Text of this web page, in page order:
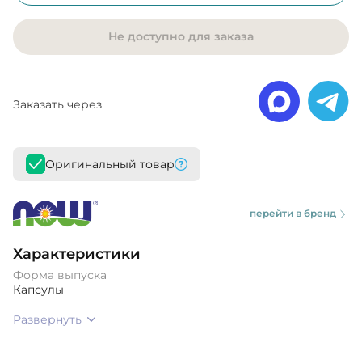
Не доступно для заказа
Заказать через
Оригинальный товар
перейти в бренд
Характеристики
Форма выпуска
Капсулы
Развернуть